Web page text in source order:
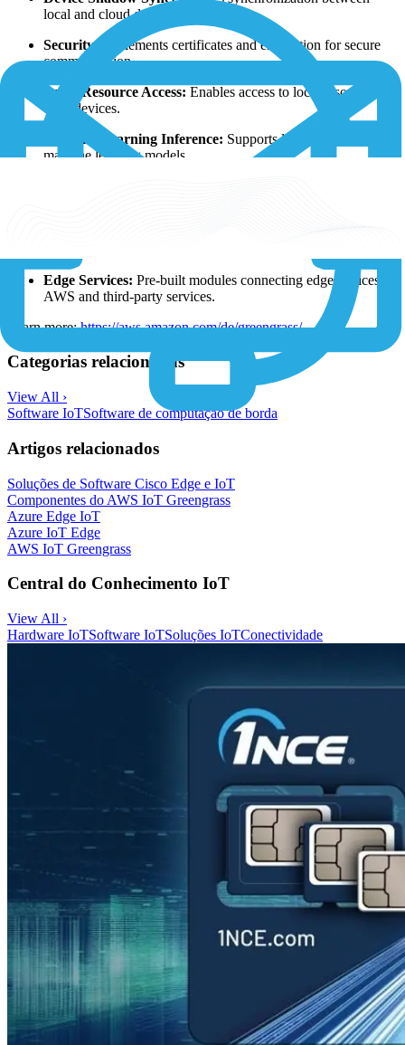
local and cloud device states.
Security:
Implements certificates and encryption for secure
communication.
Local Resource Access: Enables access to local resources on
edge devices.
Machine Learning Inference: Supports local execution of
machine learning models.
Supports over-the-air updates for edge device
Edge Services: Pre-built modules connecting edge devices to
AWS and third-party services.
Learn more:https://aws.amazon.com/de/greengrass/
Categorias relacionadas
View All ›
Software IoTSoftware de computação de borda
Artigos relacionados
Soluções de Software Cisco Edge e IoT
Componentes do AWS IoT Greengrass
Azure Edge IoT
Azure IoT Edge
AWS IoT Greengrass
Central do Conhecimento IoT
View All ›
Hardware IoTSoftware IoTSoluções IoTConectividade